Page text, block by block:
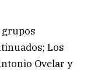
Los
Ovelar y